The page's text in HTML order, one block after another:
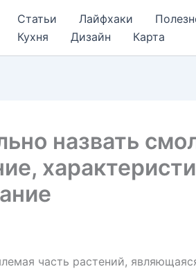
Статьи Лайфхаки
Кухня
Дизайн Карта
назвать
часть растений,